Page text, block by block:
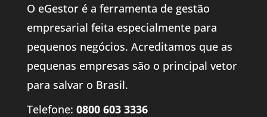
O eGestor é a ferramenta de gestão
empresarial feita especialmente para
pequenos negócios. Acreditamos que as
pequenas empresas são o principal vetor
para salvar o Brasil.
Telefone: 0800 603 3336